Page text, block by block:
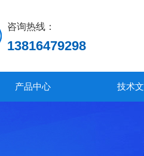
咨询热线：
13816479298
产品中心 技术